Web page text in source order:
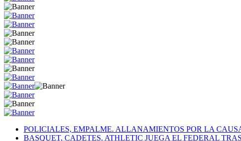
POLICIALES, EMPALME. ALLANAMIENTOS POR LA
BASQUET, CADETES. ATHLETIC JUEGA EL FEDERAL